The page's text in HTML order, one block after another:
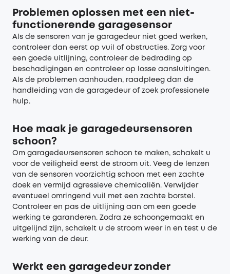
Problemen oplossen met een niet-
functionerende garagesensor
Als de sensoren van je garagedeur niet goed werken,
controleer dan eerst op vuil of obstructies. Zorg voor
een goede uitlijning, controleer de bedrading op
beschadigingen en controleer op losse aansluitingen.
Als de problemen aanhouden, raadpleeg dan de
handleiding van de garagedeur of zoek professionele
hulp.
Hoe maak je garagedeursensoren
schoon?
Om garagedeursensoren schoon te maken, schakelt u
voor de veiligheid eerst de stroom uit. Veeg de lenzen
van de sensoren voorzichtig schoon met een zachte
doek en vermijd agressieve chemicaliën. Verwijder
eventueel omringend vuil met een zachte borstel.
Controleer en pas de uitlijning aan om een goede
werking te garanderen. Zodra ze schoongemaakt en
uitgelijnd zijn, schakelt u de stroom weer in en test u de
werking van de deur.
Werkt een garagedeur zonder